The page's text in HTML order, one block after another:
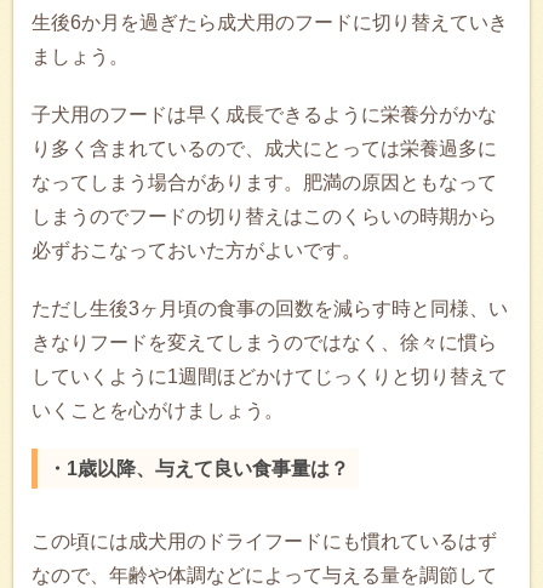
生後6か月を過ぎたら成犬用のフードに切り替えていき
ましょう。
子犬用のフードは早く成長できるように栄養分がかな
り多く含まれているので、成犬にとっては栄養過多に
なってしまう場合があります。肥満の原因ともなって
しまうのでフードの切り替えはこのくらいの時期から
必ずおこなっておいた方がよいです。
ただし生後3ヶ月頃の食事の回数を減らす時と同様、い
きなりフードを変えてしまうのではなく、徐々に慣ら
していくように1週間ほどかけてじっくりと切り替えて
いくことを心がけましょう。
・1歳以降、与えて良い食事量は？
この頃には成犬用のドライフードにも慣れているはず
なので、年齢や体調などによって与える量を調節して